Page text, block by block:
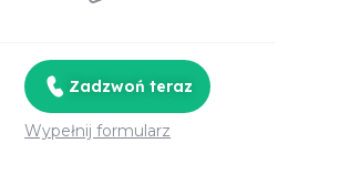
Zadzwoń teraz
Wypełnij formularz